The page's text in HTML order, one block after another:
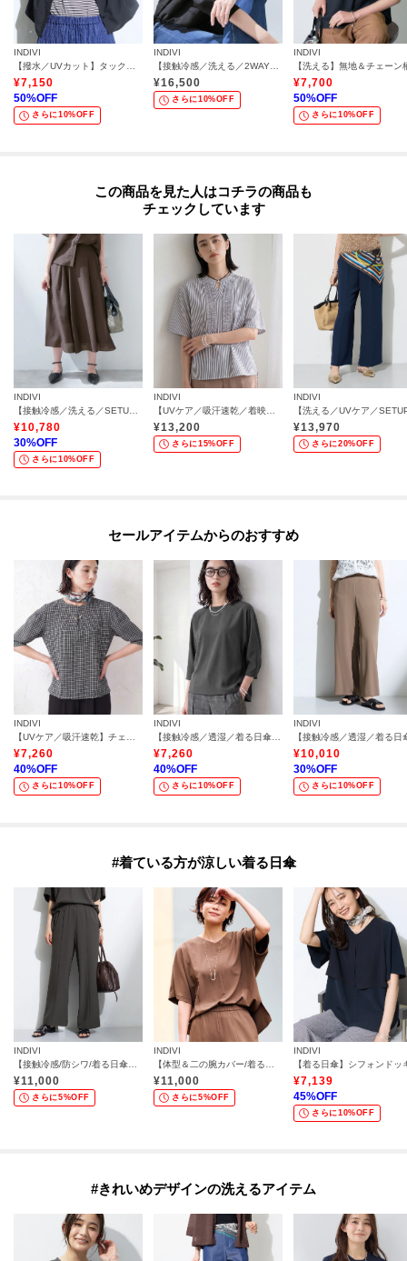
INDIVI
【撥水／UVカット】タックデザインブラウス
¥7,150
50%OFF
さらに10%OFF
INDIVI
【接触冷感／洗える／2WAY】ドロスト付 シアーシャンブレーシャツ
¥16,500
さらに10%OFF
INDIVI
¥7,700
50%OFF
さらに10%OFF
この商品を見た人はコチラの商品も
チェックしています
INDIVI
¥10,780
30%OFF
さらに10%OFF
INDIVI
¥13,200
さらに15%OFF
INDIVI
¥13,970
さらに20%OFF
セールアイテムからのおすすめ
INDIVI
【UVケア／吸汗速乾】チェック柄タックボリュームスリーブトップス
¥7,260
40%OFF
さらに10%OFF
INDIVI
【接触冷感／透湿／着る日傘】ドルマントップス
¥7,260
40%OFF
さらに10%OFF
INDIVI
¥10,010
30%OFF
さらに10%OFF
#着ている方が涼しい着る日傘
INDIVI
¥11,000
さらに5%OFF
INDIVI
¥11,000
さらに5%OFF
INDIVI
¥7,139
45%OFF
さらに10%OFF
#きれいめデザインの洗えるアイテム